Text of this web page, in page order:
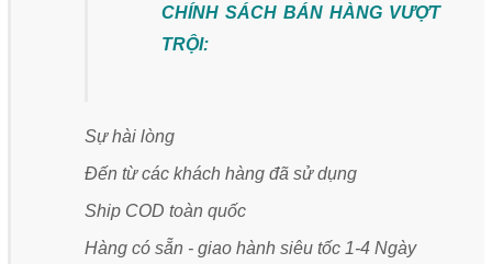
CHÍNH SÁCH BÁN HÀNG VƯỢT
TRỘI:
Sự hài lòng
Đến từ các khách hàng đã sử dụng
Ship COD toàn quốc
Hàng có sẵn - giao hành siêu tốc 1-4 Ngày